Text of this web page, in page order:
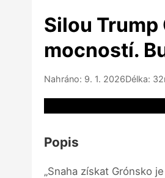
Silou
mocností.
Nahráno: 9. 1. 2026Délka:
Popis
„Snaha získat Grónsko